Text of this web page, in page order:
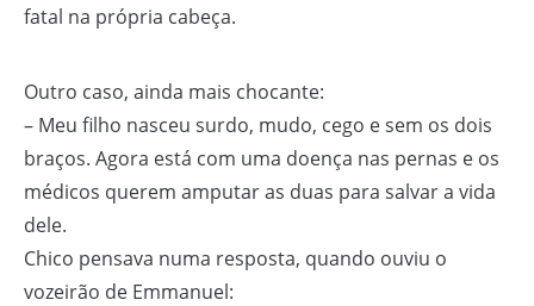
fatal na própria cabeça.
Outro caso, ainda mais chocante:
– Meu filho nasceu surdo, mudo, cego e sem os dois
braços. Agora está com uma doença nas pernas e os
médicos querem amputar as duas para salvar a vida
dele.
Chico pensava numa resposta, quando ouviu o
vozeirão de Emmanuel: